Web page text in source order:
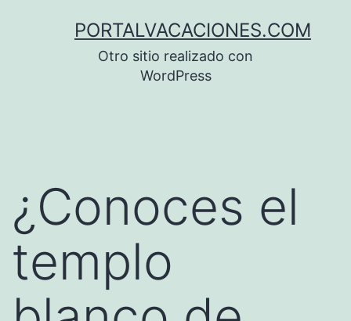
PORTALVACACIONES.COM
Otro sitio realizado con
WordPress
¿Conoces el
templo